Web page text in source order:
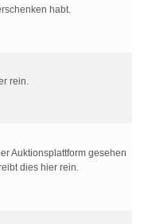
habt.
rein.
Auktionsplattform gesehen
dies hier rein.